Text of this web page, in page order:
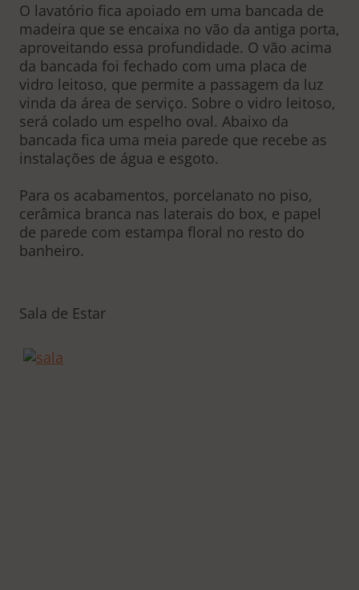
O lavatório fica apoiado em uma bancada de
madeira que se encaixa no vão da antiga porta,
aproveitando essa profundidade. O vão acima
da bancada foi fechado com uma placa de
vidro leitoso, que permite a passagem da luz
vinda da área de serviço. Sobre o vidro leitoso,
será colado um espelho oval. Abaixo da
bancada fica uma meia parede que recebe as
instalações de água e esgoto.
Para os acabamentos, porcelanato no piso,
cerâmica branca nas laterais do box, e papel
de parede com estampa floral no resto do
banheiro.
Sala de Estar